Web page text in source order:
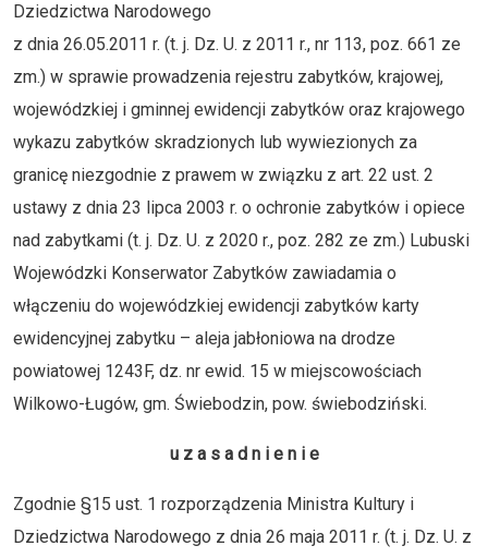
Dziedzictwa Narodowego
z dnia 26.05.2011 r. (t. j. Dz. U. z 2011 r., nr 113, poz. 661 ze
zm.) w sprawie prowadzenia rejestru zabytków, krajowej,
wojewódzkiej i gminnej ewidencji zabytków oraz krajowego
wykazu zabytków skradzionych lub wywiezionych za
granicę niezgodnie z prawem w związku z art. 22 ust. 2
ustawy z dnia 23 lipca 2003 r. o ochronie zabytków i opiece
nad zabytkami (t. j. Dz. U. z 2020 r., poz. 282 ze zm.) Lubuski
Wojewódzki Konserwator Zabytków zawiadamia o
włączeniu do wojewódzkiej ewidencji zabytków karty
ewidencyjnej zabytku – aleja jabłoniowa na drodze
powiatowej 1243F, dz. nr ewid. 15 w miejscowościach
Wilkowo-Ługów, gm. Świebodzin, pow. świebodziński.
u z a s a d n i e n i e
Zgodnie §15 ust. 1 rozporządzenia Ministra Kultury i
Dziedzictwa Narodowego z dnia 26 maja 2011 r. (t. j. Dz. U. z